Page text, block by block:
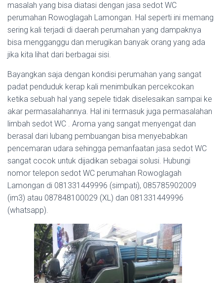
masalah yang bisa diatasi dengan jasa sedot WC
perumahan Rowoglagah Lamongan. Hal seperti ini memang
sering kali terjadi di daerah perumahan yang dampaknya
bisa mengganggu dan merugikan banyak orang yang ada
jika kita lihat dari berbagai sisi.
Bayangkan saja dengan kondisi perumahan yang sangat
padat penduduk kerap kali menimbulkan percekcokan
ketika sebuah hal yang sepele tidak diselesaikan sampai ke
akar permasalahannya. Hal ini termasuk juga permasalahan
limbah sedot WC . Aroma yang sangat menyengat dan
berasal dari lubang pembuangan bisa menyebabkan
pencemaran udara sehingga pemanfaatan jasa sedot WC
sangat cocok untuk dijadikan sebagai solusi. Hubungi
nomor telepon sedot WC perumahan Rowoglagah
Lamongan di 081331449996 (simpati), 085785902009
(im3) atau 087848100029 (XL) dan 081331449996
(whatsapp).